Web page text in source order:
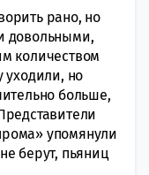
рано, но
довольными,
количеством
уходили, но
больше,
упомянули
берут, пьяниц